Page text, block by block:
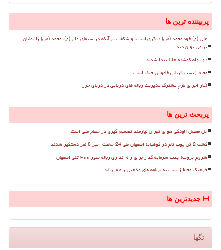
پربیننده ترین ها
علی (ع) خود محمد (ص) دیگری است، و شگفت تر آنکه در سیمای علی (ع)، محمد (ص) را نمایان
تر می توان دید
دو توله گمشده هلیا پیدا شدند
محیط زیست قربانی خاموش جنگ است
آغاز اجرای طرح مشترک مدیریت زباله های دریایی در دریای خزر
پربحث ترین ها
حل معضل آلودگی هوای تهران نیازمند تصمیم گیری در سطح ملی است
کشف 2 تن چوب تاغ در کوهپایه اصفهان طی 24 ساعت اخیر 8 نفر دستگیر شدند
شروع پروسه جذب سرمایه گذار برای راه اندازی زباله سوز ۳۰۰ تنی اصفهان
فرهنگ محیط زیست به برنامه های مذهبی راه می یابد
جدیدترین ها
تگها